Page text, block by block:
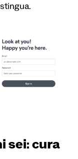
sei: cura